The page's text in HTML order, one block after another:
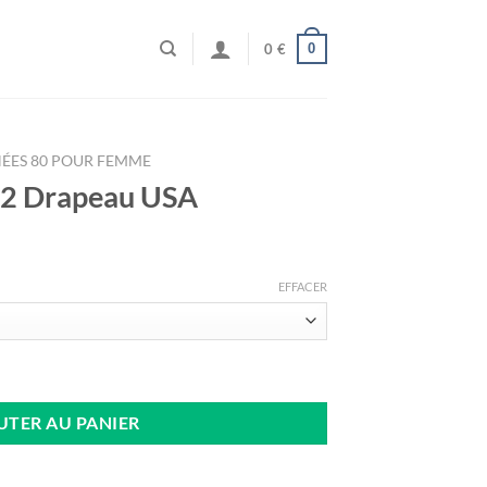
0 € 0
80 POUR FEMME
Drapeau USA
EFFACER
AU PANIER